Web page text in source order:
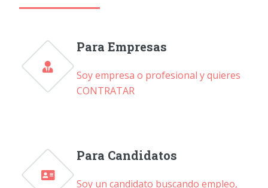
Para Empresas
Soy empresa o profesional y quieres
CONTRATAR
Para Candidatos
Soy un candidato buscando empleo,